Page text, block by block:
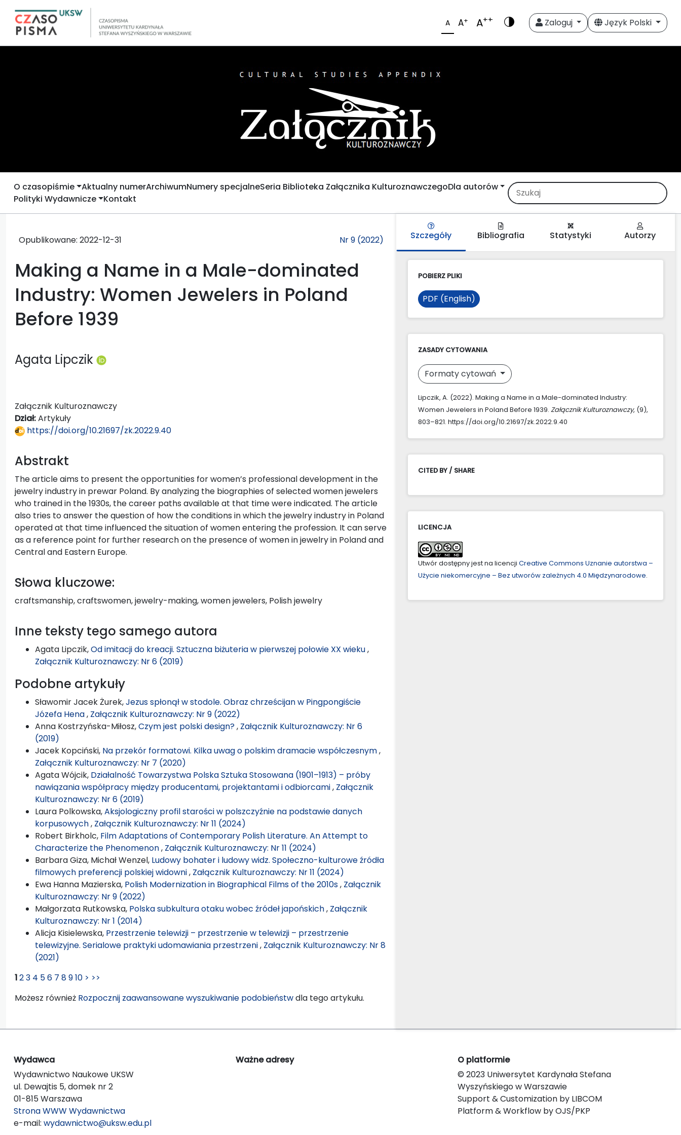
A A+ A++ Zaloguj Język Polski
O czasopiśmie Aktualny numerArchiwumNumery specjalneSeria Biblioteka Załącznika KulturoznawczegoDla autorów
Polityki Wydawnicze Kontakt
Opublikowane: 2022-12-31 Nr 9 (2022)
Making a Name in a Male-dominated
Industry: Women Jewelers in Poland
Before 1939
Agata Lipczik
Załącznik Kulturoznawczy
Dział:Artykuły
https://doi.org/10.21697/zk.2022.9.40
Abstrakt
The article aims to present the opportunities for women’s professional development in the
jewelry industry in prewar Poland. By analyzing the biographies of selected women jewelers
who trained in the 1930s, the career paths available at that time were indicated. The article
also tries to answer the question of how the conditions in which the jewelry industry in Poland
operated at that time influenced the situation of women entering the profession. It can serve
as a reference point for further research on the presence of women in jewelry in Poland and
Central and Eastern Europe.
Słowa kluczowe:
craftsmanship, craftswomen, jewelry-making, women jewelers, Polish jewelry
Inne teksty tego samego autora
Agata Lipczik,Od imitacji do kreacji. Sztuczna biżuteria w pierwszej połowie XX wieku,
Załącznik Kulturoznawczy: Nr 6 (2019)
Podobne artykuły
Sławomir Jacek Żurek,Jezus spłonął w stodole. Obraz chrześcijan w Pingpongiście
Józefa Hena, Załącznik Kulturoznawczy: Nr 9 (2022)
Anna Kostrzyńska-Miłosz,Czym jest polski design?, Załącznik Kulturoznawczy: Nr 6
(2019)
Jacek Kopciński, Na przekór formatowi. Kilka uwag o polskim dramacie współczesnym,
Załącznik Kulturoznawczy: Nr 7 (2020)
Agata Wójcik, Działalność Towarzystwa Polska Sztuka Stosowana (1901–1913) – próby
nawiązania współpracy między producentami, projektantami i odbiorcami, Załącznik
Kulturoznawczy: Nr 6 (2019)
Laura Polkowska,Aksjologiczny profil starości w polszczyźnie na podstawie danych
korpusowych, Załącznik Kulturoznawczy: Nr 11 (2024)
Robert Birkholc, Film Adaptations of Contemporary Polish Literature. An Attempt to
Characterize the Phenomenon, Załącznik Kulturoznawczy: Nr 11 (2024)
Barbara Giza, Michał Wenzel, Ludowy bohater i ludowy widz. Społeczno-kulturowe źródła
filmowych preferencji polskiej widowni, Załącznik Kulturoznawczy: Nr 11 (2024)
Ewa Hanna Mazierska, Polish Modernization in Biographical Films of the 2010s, Załącznik
Kulturoznawczy: Nr 9 (2022)
Małgorzata Rutkowska, Polska subkultura otaku wobec źródeł japońskich, Załącznik
Kulturoznawczy: Nr 1 (2014)
Alicja Kisielewska, Przestrzenie telewizji – przestrzenie w telewizji – przestrzenie
telewizyjne. Serialowe praktyki udomawiania przestrzeni, Załącznik Kulturoznawczy: Nr 8
(2021)
123 4 56 7 8910 > >>
Możesz również Rozpocznij zaawansowane wyszukiwanie podobieństwdla tego artykułu.
Szczegóły Bibliografia Statystyki Autorzy
POBIERZ PLIKI
PDF (English)
ZASADY CYTOWANIA
Formaty cytowań
Lipczik, A. (2022). Making a Name in a Male-dominated Industry:
Women Jewelers in Poland Before 1939. Załącznik Kulturoznawczy, (9),
803–821. https://doi.org/10.21697/zk.2022.9.40
CITED BY / SHARE
LICENCJA
Utwór dostępny jest na licencji Creative Commons Uznanie autorstwa –
Użycie niekomercyjne – Bez utworów zależnych 4.0 Międzynarodowe.
Wydawca
Wydawnictwo Naukowe UKSW
ul. Dewajtis 5, domek nr 2
01-815 Warszawa
Strona WWW Wydawnictwa
e-mail: wydawnictwo@uksw.edu.pl
Ważne adresy
O platformie
© 2023 Uniwersytet Kardynała Stefana
Wyszyńskiego w Warszawie
Support & Customization by LIBCOM
Platform & Workflow by OJS/PKP